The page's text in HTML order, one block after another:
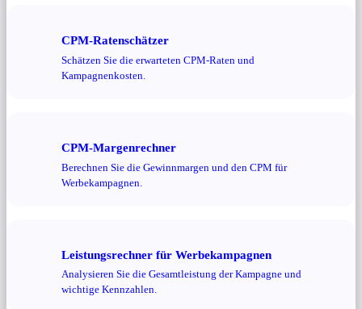
CPM-Ratenschätzer
Schätzen Sie die erwarteten CPM-Raten und
Kampagnenkosten.
CPM-Margenrechner
Berechnen Sie die Gewinnmargen und den CPM für
Werbekampagnen.
Leistungsrechner für Werbekampagnen
Analysieren Sie die Gesamtleistung der Kampagne und
wichtige Kennzahlen.